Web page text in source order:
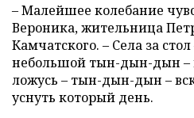
– Малейшее колебание
Вероника, жительница
Камчатского. – Села за
небольшой тын-дын-дын –
ложусь – тын-дын-дын –
уснуть который день.